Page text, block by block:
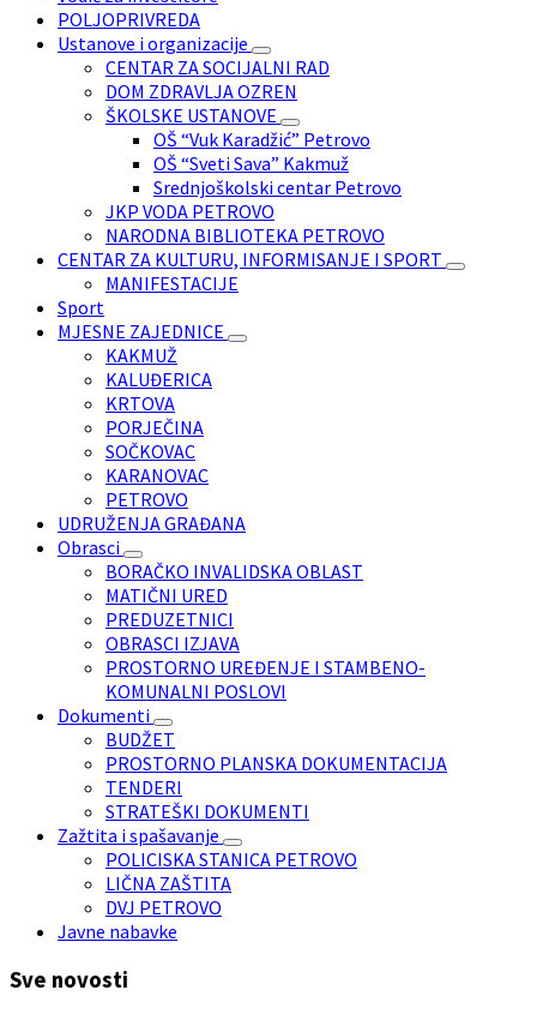
POLJOPRIVREDA
Ustanove i organizacije
CENTAR ZA SOCIJALNI RAD
DOM ZDRAVLJA OZREN
ŠKOLSKE USTANOVE
OŠ “Vuk Karadžić” Petrovo
OŠ “Sveti Sava” Kakmuž
Srednjoškolski centar Petrovo
JKP VODA PETROVO
NARODNA BIBLIOTEKA PETROVO
CENTAR ZA KULTURU, INFORMISANJE I SPORT
MANIFESTACIJE
Sport
MJESNE ZAJEDNICE
KAKMUŽ
KALUĐERICA
KRTOVA
PORJEČINA
SOČKOVAC
KARANOVAC
PETROVO
UDRUŽENJA GRAĐANA
Obrasci
BORAČKO INVALIDSKA OBLAST
MATIČNI URED
PREDUZETNICI
OBRASCI IZJAVA
PROSTORNO UREĐENJE I STAMBENO-
KOMUNALNI POSLOVI
Dokumenti
BUDŽET
PROSTORNO PLANSKA DOKUMENTACIJA
TENDERI
STRATEŠKI DOKUMENTI
Zažtita i spašavanje
POLICISKA STANICA PETROVO
LIČNA ZAŠTITA
DVJ PETROVO
Javne nabavke
Sve novosti